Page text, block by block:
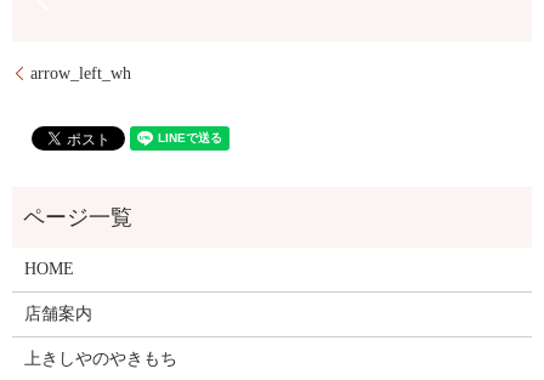
arrow_left_wh
HOME
店舗案内
上きしやのやきもち